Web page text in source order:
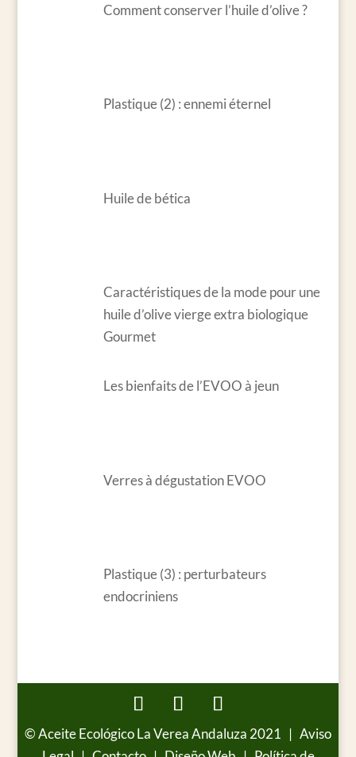
Comment conserver l’huile d’olive ?
Plastique (2) : ennemi éternel
Huile de bética
Caractéristiques de la mode pour une
huile d’olive vierge extra biologique
Gourmet
Les bienfaits de l’EVOO à jeun
Verres à dégustation EVOO
Plastique (3) : perturbateurs
endocriniens
© Aceite Ecológico La Verea Andaluza 2021 | Aviso